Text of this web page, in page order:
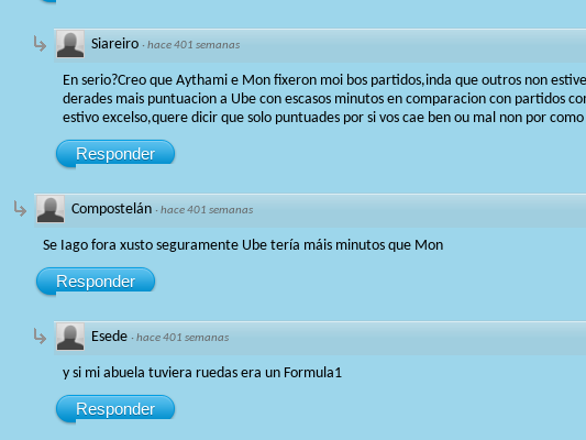
Siareiro ·hace 401 semanas
En serio?Creo que Aythami e Mon fixeron moi bos partidos,inda que outros non
derades mais puntuacion a Ube con escasos minutos en comparacion con partidos
estivo excelso,quere dicir que solo puntuades por si vos cae ben ou mal non por
Responder
Compostelán ·hace 401 semanas
Se Iago fora xusto seguramente Ube tería máis minutos que Mon
Responder
Esede ·hace 401 semanas
y si mi abuela tuviera ruedas era un Formula1
Responder